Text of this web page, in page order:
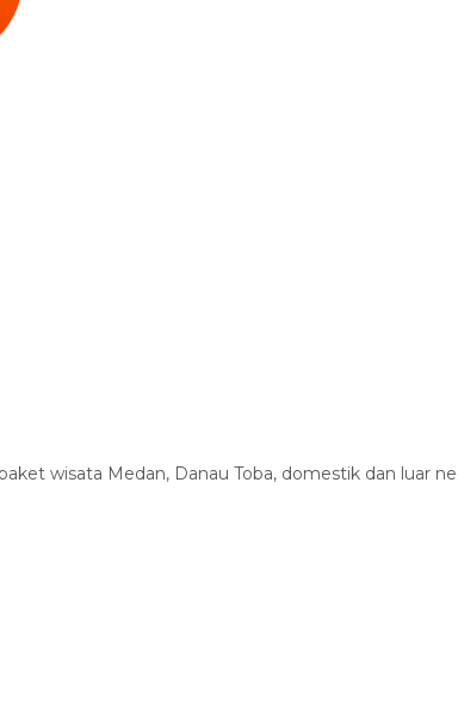
wisata Medan, Danau Toba, domestik dan luar